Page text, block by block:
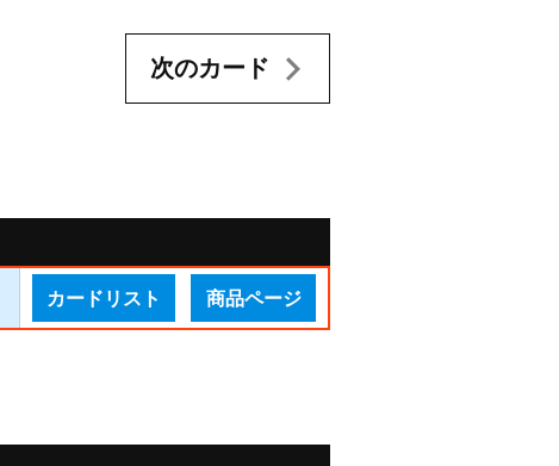
次のカード
カードリスト 商品ページ